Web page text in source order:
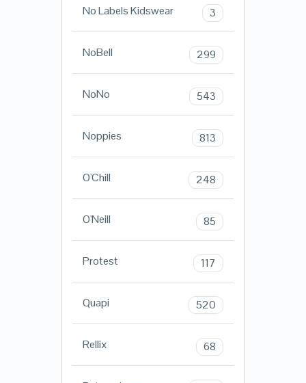
No Labels Kidswear 3
NoBell 299
NoNo 543
Noppies 813
O'Chill 248
O'Neill 85
Protest 117
Quapi 520
Rellix 68